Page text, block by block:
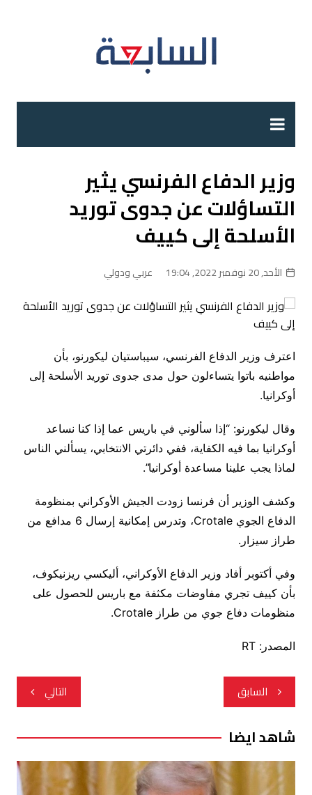
وزير الدفاع الفرنسي يثير
التساؤلات عن جدوى توريد
الأسلحة إلى كييف
الأحد, 20 نوفمبر 2022, 19:04 عربي ودولي
اعترف وزير الدفاع الفرنسي، سيباستيان ليكورنو، بأن
مواطنيه باتوا يتساءلون حول مدى جدوى توريد الأسلحة إلى
أوكرانيا.
وقال ليكورنو: “إذا سألوني في باريس عما إذا كنا نساعد
أوكرانيا بما فيه الكفاية، ففي دائرتي الانتخابي، يسألني الناس
لماذا يجب علينا مساعدة أوكرانيا”.
وكشف الوزير أن فرنسا زودت الجيش الأوكراني بمنظومة
الدفاع الجوي Crotale، وتدرس إمكانية إرسال 6 مدافع من
طراز سيزار.
وفي أكتوبر أفاد وزير الدفاع الأوكراني، أليكسي ريزنيكوف،
بأن كييف تجري مفاوضات مكثفة مع باريس للحصول على
منظومات دفاع جوي من طراز Crotale.
المصدر: RT
تصفّح
المقالات
السابق التالي
شاهد ايضا